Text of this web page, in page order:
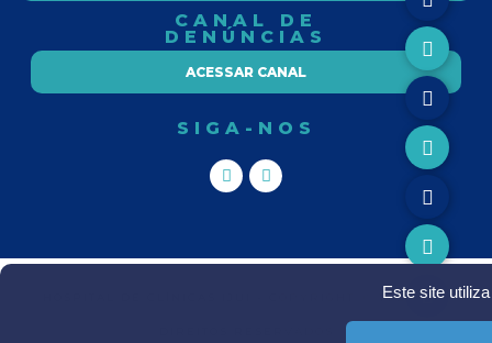
Este site
CANAL DE
DENÚNCIAS
ACESSAR CANAL
SIGA-NOS
HOSPITAL DE CLÍNICAS IJUI - COPYRIGHT Ⓒ TODOS OS